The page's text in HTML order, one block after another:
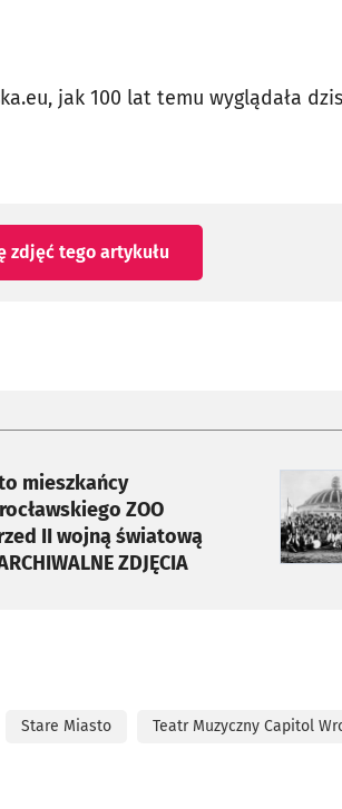
jak 100 lat temu wyglądała
zdjęć tego artykułu
mieszkańcy
ZOO
II wojną światową
ARCHIWALNE ZDJĘCIA
karcie
Stare Miasto Teatr Muzyczny Capitol